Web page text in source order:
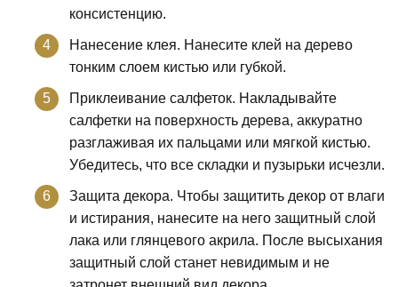
консистенцию.
Нанесение клея. Нанесите клей на дерево
тонким слоем кистью или губкой.
Приклеивание салфеток. Накладывайте
салфетки на поверхность дерева, аккуратно
разглаживая их пальцами или мягкой кистью.
Убедитесь, что все складки и пузырьки исчезли.
Защита декора. Чтобы защитить декор от влаги
и истирания, нанесите на него защитный слой
лака или глянцевого акрила. После высыхания
защитный слой станет невидимым и не